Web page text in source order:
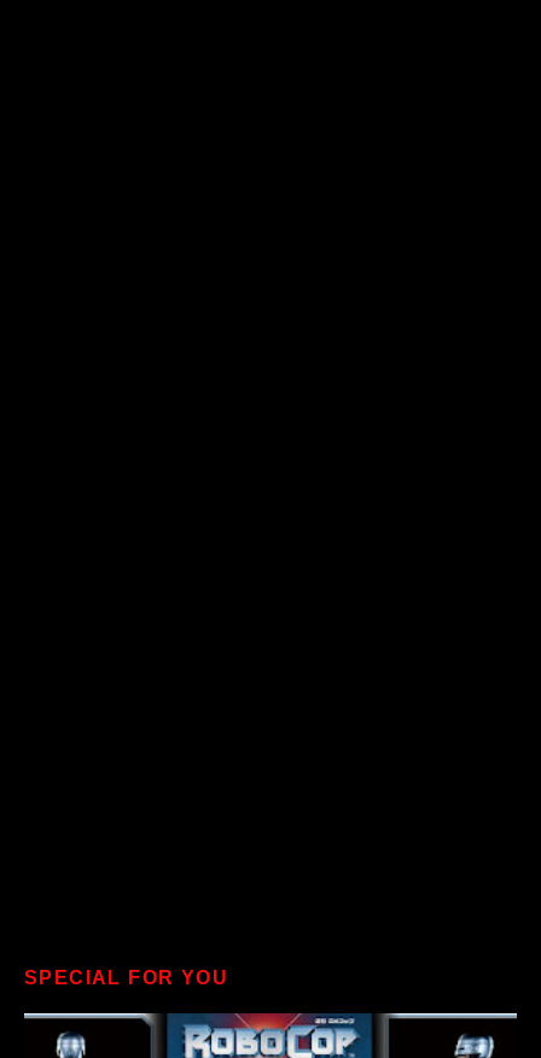
SPECIAL FOR YOU